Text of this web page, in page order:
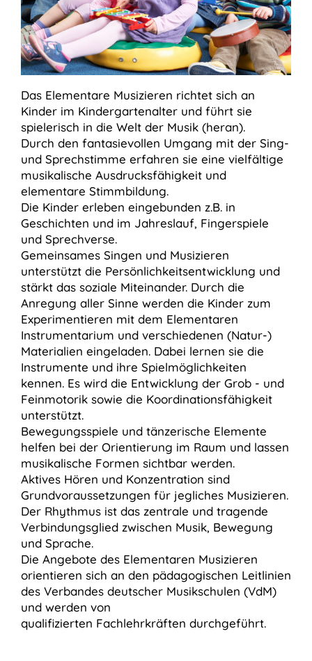
Das Elementare Musizieren richtet sich an
Kinder im Kindergartenalter und führt sie
spielerisch in die Welt der Musik (heran).
Durch den fantasievollen Umgang mit der Sing-
und Sprechstimme erfahren sie eine vielfältige
musikalische Ausdrucksfähigkeit und
elementare Stimmbildung.
Die Kinder erleben eingebunden z.B. in
Geschichten und im Jahreslauf, Fingerspiele
und Sprechverse.
Gemeinsames Singen und Musizieren
unterstützt die Persönlichkeitsentwicklung und
stärkt das soziale Miteinander. Durch die
Anregung aller Sinne werden die Kinder zum
Experimentieren mit dem Elementaren
Instrumentarium und verschiedenen (Natur-)
Materialien eingeladen. Dabei lernen sie die
Instrumente und ihre Spielmöglichkeiten
kennen. Es wird die Entwicklung der Grob - und
Feinmotorik sowie die Koordinationsfähigkeit
unterstützt.
Bewegungsspiele und tänzerische Elemente
helfen bei der Orientierung im Raum und lassen
musikalische Formen sichtbar werden.
Aktives Hören und Konzentration sind
Grundvoraussetzungen für jegliches Musizieren.
Der Rhythmus ist das zentrale und tragende
Verbindungsglied zwischen Musik, Bewegung
und Sprache.
Die Angebote des Elementaren Musizieren
orientieren sich an den pädagogischen Leitlinien
des Verbandes deutscher Musikschulen (VdM)
und werden von
qualifizierten Fachlehrkräften durchgeführt.